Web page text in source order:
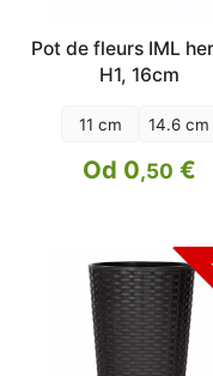
Pot de fleurs IML
H1, 16cm
11 cm 14.6 cm
Od 0,50 €